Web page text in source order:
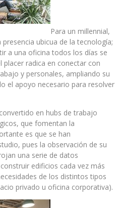
Para un millennial,
ubicua de la tecnología;
a una oficina todos los días se
placer radica en conectar con
y personales, ampliando su
el apoyo necesario para resolver
en hubs de trabajo
que fomentan la
es que se han
pues la observación de su
una serie de datos
edificios cada vez más
de los distintos tipos
privado u oficina corporativa).